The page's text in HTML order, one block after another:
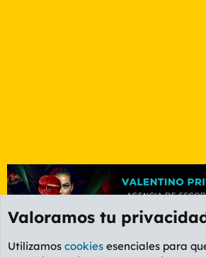
Valoramos tu
Utilizamos cookies esenciales para